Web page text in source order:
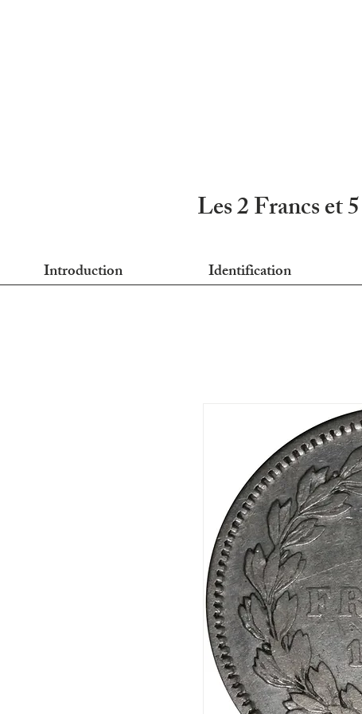
Les 2 Francs et
Introduction Identification